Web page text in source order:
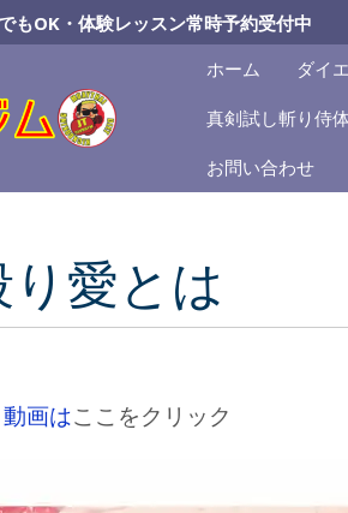
もOK・体験レッスン常時予約受付中
ホーム ダイ
真剣試し斬り侍
お問い合わせ
愛とは
画はここをクリック